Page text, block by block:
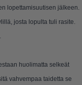
lopettamisuutisen jälkeen.
josta lopulta tuli rasite.
huolimatta selkeät
vahvempaa taidetta se